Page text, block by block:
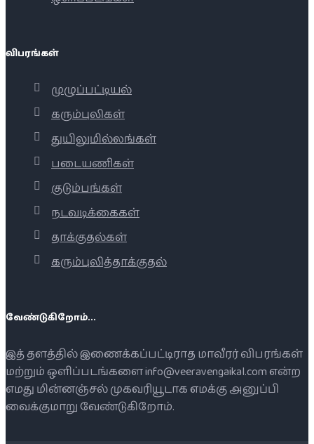
விபரங்கள்
முழுப்பட்டியல்
கரும்புலிகள்
துயிலுமில்லங்கள்
படையணிகள்
குடும்பங்கள்
நடவடிக்கைகள்
தாக்குதல்கள்
கரும்புலித்தாக்குதல்
வேண்டுகிறோம்...
இத் தளத்தில் இணைக்கப்பட்டிராத மாவீரர் விபரங்கள்
மற்றும் ஒளிப்படங்களை info@veeravengaikal.com என்ற
எமது மின்னஞ்சல் முகவரியூடாக எமக்கு அனுப்பி
வைக்குமாறு வேண்டுகிறோம்.